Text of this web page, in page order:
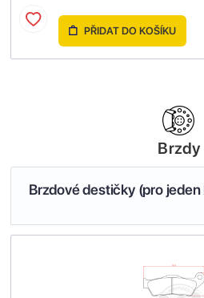
PŘIDAT DO KOŠÍKU
Brzdy
Brzdové destičky (pro